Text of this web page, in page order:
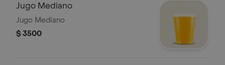
Jugo Mediano
Jugo Mediano
$ 3500